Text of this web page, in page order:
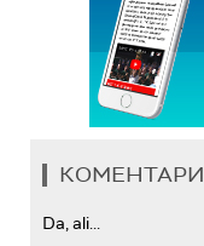
КОМЕНТАРИ
Da, ali...